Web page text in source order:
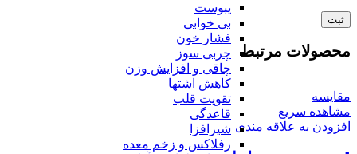
یبوست
بی خوابی
فشار خون
چربی سوز
چاقی و افزایش وزن
کاهش اشتها
تقویت قلب
قاعدگی
شیرافزا
رفلاکس و زخم معده
محصولات مرتبط
مقایسه
مشاهده سریع
افزودن به علاقه مندی